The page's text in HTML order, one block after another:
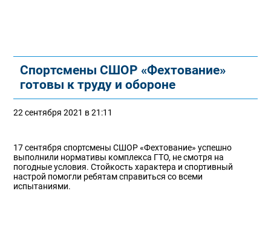
Спортсмены СШОР «Фехтование»
готовы к труду и обороне
22 сентября 2021 в 21:11
17 сентября спортсмены СШОР «Фехтование» успешно
выполнили нормативы комплекса ГТО, не смотря на
погодные условия. Стойкость характера и спортивный
настрой помогли ребятам справиться со всеми
испытаниями.